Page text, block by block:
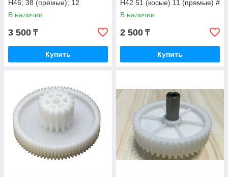
H46; 38 (прямые); 12
(внутренние) Philips
В наличии
3 500 ₸
Купить
H42 51 (косые) 11 (прямые) #
Moulinex
В наличии
2 500 ₸
Купить